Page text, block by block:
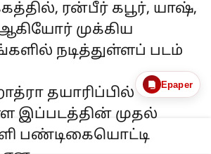
ரன்பீர் கபூர், யாஷ்,
முக்கிய
நடித்துள்ளப் படம்
தயாரிப்பில்
இப்படத்தின் முதல்
பண்டிகையொட்டி
Epaper